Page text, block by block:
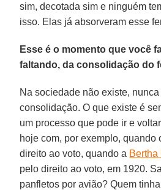
sim, decotada sim e ninguém
isso. Elas já absorveram esse
Esse é o momento que você
faltando, da consolidação do
Na sociedade não existe,
consolidação. O que existe é
um processo que pode ir e
hoje com, por exemplo, quando
direito ao voto, quando a Bertha
pelo direito ao voto, em 1920.
panfletos por avião? Quem